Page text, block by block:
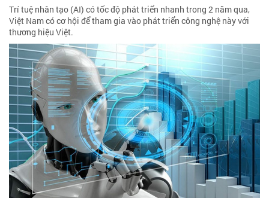
Trí tuệ nhân tạo (AI) có tốc độ phát triển nhanh trong 2 năm qua,
Việt Nam có cơ hội để tham gia vào phát triển công nghệ này với
thương hiệu Việt.